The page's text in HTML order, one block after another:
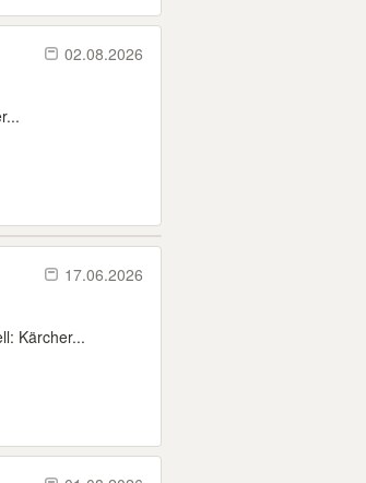
02.08.2026
17.06.2026
Kärcher...